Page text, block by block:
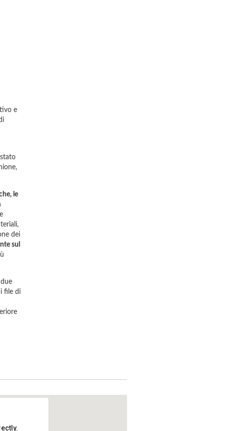
e
le
dei
sul
file di